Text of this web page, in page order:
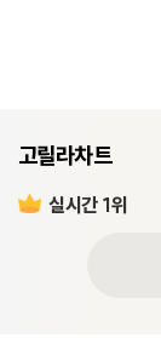
고릴라차트
실시간 1위